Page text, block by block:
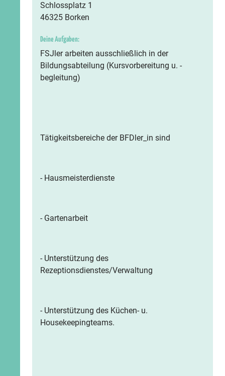
Schlossplatz 1
46325 Borken
Deine Aufgaben:
FSJler arbeiten ausschließlich in der
Bildungsabteilung (Kursvorbereitung u. -
begleitung)
Tätigkeitsbereiche der BFDler_in sind
- Hausmeisterdienste
- Gartenarbeit
- Unterstützung des
Rezeptionsdienstes/Verwaltung
- Unterstützung des Küchen- u.
Housekeepingteams.